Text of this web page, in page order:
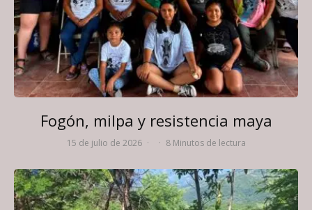
Fogón, milpa y resistencia maya
15 de julio de 2026 · · 8 Minutos de lectura